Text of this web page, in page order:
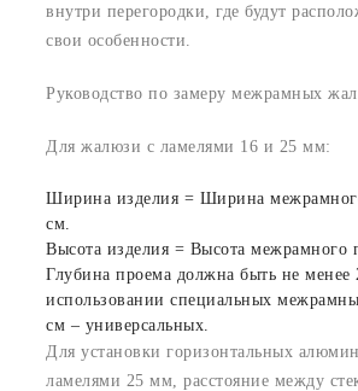
внутри перегородки, где будут
свои особенности.
Руководство по замеру межрамных
Для жалюзи с ламелями 16 и 25 мм:
Ширина изделия = Ширина
см.
Высота изделия = Высота межрамного
Глубина проема должна быть не менее
использовании специальных
см – универсальных.
Для установки горизонтальных
ламелями 25 мм, расстояние между